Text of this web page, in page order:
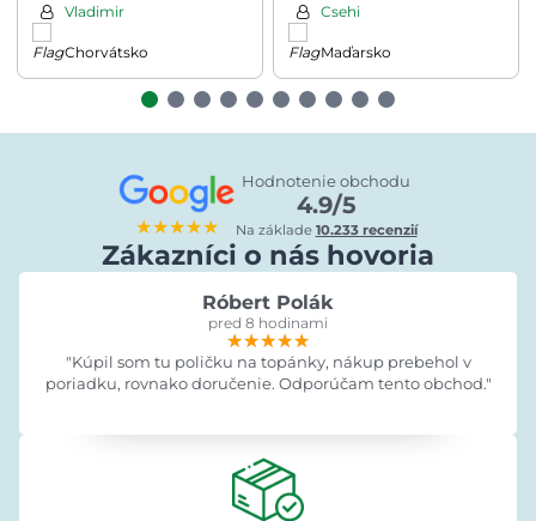
Vladimir
Chorvátsko
Csehi
Maďarsko
★★★★★
Hodnotenie obchodu
4.9/5
Na základe 10.233 recenzií
Zákazníci o nás hovoria
Róbert Polák
pred 8 hodinami
★★★★★
★★★★★
★★★★★
"Kúpil som tu poličku na topánky, nákup prebehol v
poriadku, rovnako doručenie. Odporúčam tento obchod."